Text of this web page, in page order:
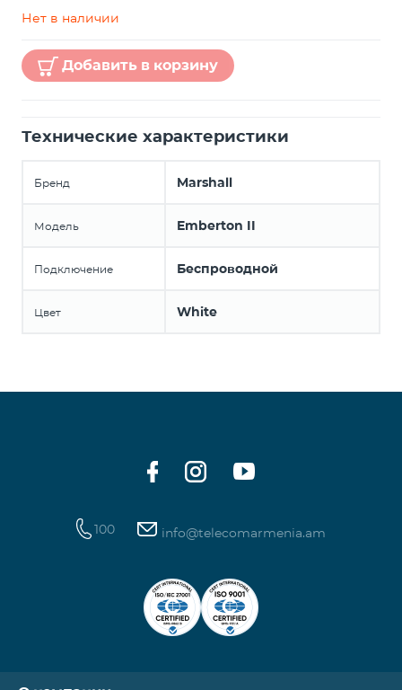
Нет в наличии
Добавить в корзину
Технические характеристики
Бренд Marshall
Модель Emberton II
Подключение Беспроводной
Цвет White
100 info@telecomarmenia.am